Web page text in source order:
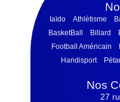
Iaïdo Athlétisme
BasketBall
Billard
Football Américain
Handisport
Nos
27